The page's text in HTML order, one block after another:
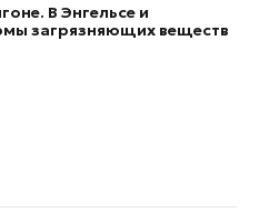
В Энгельсе и
загрязняющих веществ